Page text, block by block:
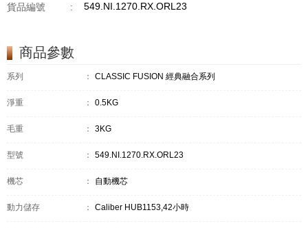
貨品編號 : 549.NI.1270.RX.ORL23
商品參數
系列 ： CLASSIC FUSION 經典融合系列
淨重 ： 0.5KG
毛重 ： 3KG
型號 ： 549.NI.1270.RX.ORL23
機芯 ： 自動機芯
動力儲存 ： Caliber HUB1153,42小時